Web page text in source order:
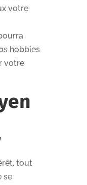
votre
hobbies
votre
tout
se